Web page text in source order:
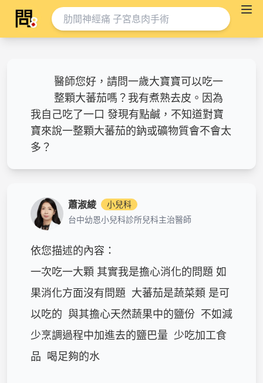
醫師您好，請問一歲大寶寶可以吃一
整顆大蕃茄嗎？我有煮熟去皮。因為
我自己吃了一口 發現有點鹹，不知道對寶
寶來說一整顆大蕃茄的鈉或礦物質會不會太
多？
蕭淑綾
小兒科
台中幼恩小兒科診所兒科主治醫師
依您描述的內容：
一次吃一大顆 其實我是擔心消化的問題 如
果消化方面沒有問題  大蕃茄是蔬菜類 是可
以吃的  與其擔心天然蔬果中的鹽份  不如減
少烹調過程中加進去的鹽巴量  少吃加工食
品  喝足夠的水